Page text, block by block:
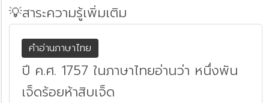
💡สาระความรู้เพิ่มเติม
คำอ่านภาษาไทย
ปี ค.ศ. 1757 ในภาษาไทยอ่านว่า หนึ่งพัน
เจ็ดร้อยห้าสิบเจ็ด